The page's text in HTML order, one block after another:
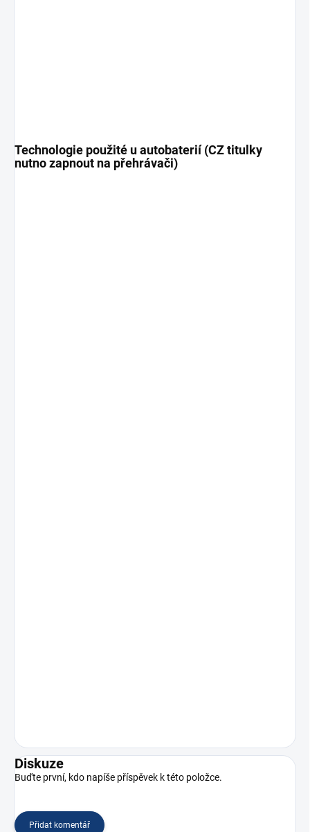
Technologie použité u autobaterií (CZ titulky
nutno zapnout na přehrávači)
Diskuze
Buďte první, kdo napíše příspěvek k této položce.
Přidat komentář